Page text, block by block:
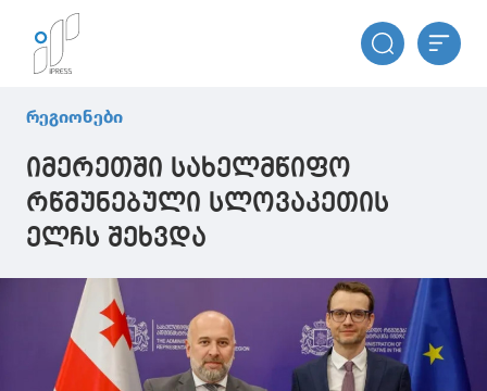
რეგიონები
იმერეთში სახელმწიფო
რწმუნებული სლოვაკეთის
ელჩს შეხვდა